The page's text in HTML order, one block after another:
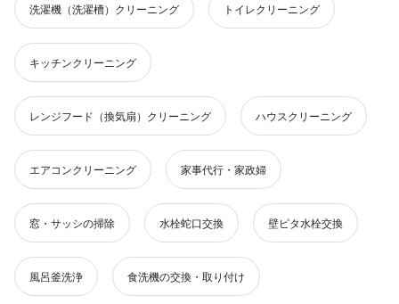
洗濯機（洗濯槽）クリーニング トイレクリーニング
キッチンクリーニング
レンジフード（換気扇）クリーニング ハウスクリーニング
エアコンクリーニング 家事代行・家政婦
窓・サッシの掃除 水栓蛇口交換 壁ピタ水栓交換
風呂釜洗浄 食洗機の交換・取り付け